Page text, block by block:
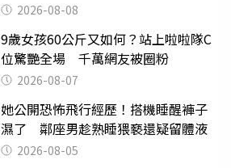
2026-08-08
9歲女孩60公斤又如何？站上啦啦隊C
位驚艷全場 千萬網友被圈粉
2026-08-07
她公開恐怖飛行經歷！搭機睡醒褲子
濕了 鄰座男趁熟睡猥褻還疑留體液
2026-08-05